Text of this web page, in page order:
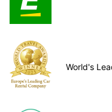
World's